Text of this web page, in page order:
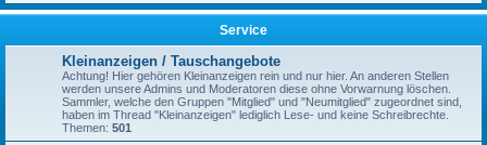
Service
Kleinanzeigen / Tauschangebote
Achtung! Hier gehören Kleinanzeigen rein und nur hier. An anderen Stellen
werden unsere Admins und Moderatoren diese ohne Vorwarnung löschen.
Sammler, welche den Gruppen "Mitglied" und "Neumitglied" zugeordnet sind,
haben im Thread "Kleinanzeigen" lediglich Lese- und keine Schreibrechte.
Themen: 501